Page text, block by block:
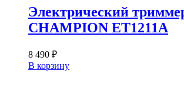
Электрический
CHAMPION ET1211A
8 490 ₽
В корзину